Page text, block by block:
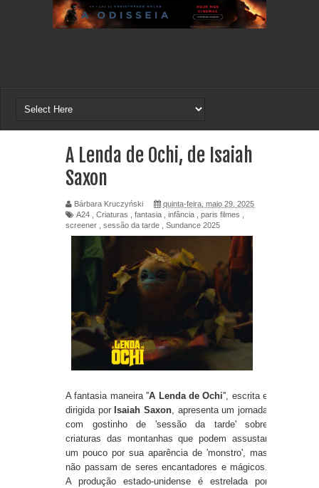
A Lenda de Ochi, de Isaiah
Saxon
Bárbara Kruczyński
quinta-feira, maio 29, 2025
A24
Criaturas fantasia infância paris filmes
screener
sessão da tarde Sundance 2025
A fantasia maneira ''A Lenda de Ochi'', escrita e
dirigida porIsaiah Saxon , apresenta um jornada
com gostinho de 'sessão da tarde' sobre
criaturas das montanhas que podem assustar
um pouco por sua aparência de 'monstro', mas
não passam de seres encantadores e mágicos.
A produção estado-unidense é estrelada por